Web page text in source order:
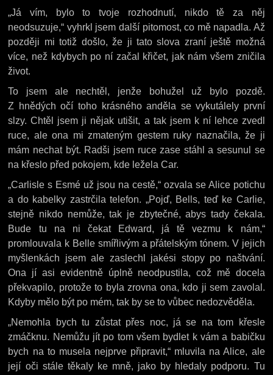
„Já vím, bylo to tvoje rozhodnutí, nikdo tě za něj
neodsuzuje,“ vyhrkl jsem další pitomost, co mě napadla. Až
později mi totiž došlo, že ji tato slova zraní ještě možná
více, než kdybych po ní začal křičet, jak nám všem zničila
život.
To jsem ale nechtěl, jenže bohužel už bylo pozdě.
Z hnědých očí toho krásného anděla se vykutálely první
slzy. Chtěl jsem ji nějak utišit, a tak jsem k ní lehce zvedl
ruce, ale ona mi zmateným gestem ruky naznačila, že ji
mám nechat být. Radši jsem ruce zase stáhl a sesunul se
na křeslo před pokojem, kde ležela Car.
„Carlisle s Esmé už jsou na cestě,“ ozvala se Alice potichu
a do kabelky zastrčila telefon. „Pojď, Bells, teď ke Carlie,
stejně nikdo nemůže, tak je zbytečné, abys tady čekala.
Bude tu na ni čekat Edward, já tě vezmu k nám,“
promlouvala k Belle smířlivým a přátelským tónem. V jejich
myšlenkách jsem ale zaslechl jakési stopy po naštvání.
Ona jí asi evidentně úplně neodpustila, což mě docela
překvapilo, protože to byla zrovna ona, kdo ji sem zavolal.
Kdyby mělo být po mém, tak by se to vůbec nedozvěděla.
„Nemohla bych tu zůstat přes noc, já se na tom křesle
zmáčknu. Nemůžu jít po tom všem bydlet k vám a babičku
bych na to musela nejprve připravit,“ mluvila na Alice, ale
její oči stále těkaly ke mně, jako by hledaly podporu. Tu